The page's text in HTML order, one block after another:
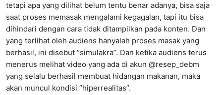
tetapi apa yang dilihat belum tentu benar adanya, bisa saja
saat proses memasak mengalami kegagalan, tapi itu bisa
dihindari dengan cara tidak ditampilkan pada konten. Dan
yang terlihat oleh audiens hanyalah proses masak yang
berhasil, ini disebut “simulakra”. Dan ketika audiens terus
menerus melihat video yang ada di akun @resep_debm
yang selalu berhasil membuat hidangan makanan, maka
akan muncul kondisi “hiperrealitas”.